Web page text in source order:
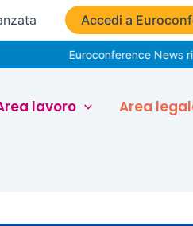
Accedi a
Euroconference News
lavoro Area